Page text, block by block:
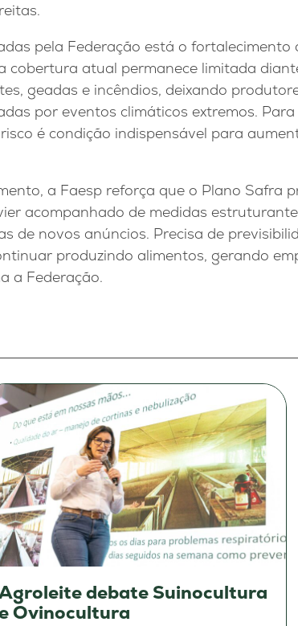
pela Federação está o fortalecimento
cobertura atual permanece limitada
geadas e incêndios, deixando
por eventos climáticos extremos.
é condição indispensável para
a Faesp reforça que o Plano Safra
acompanhado de medidas
de novos anúncios. Precisa de
produzindo alimentos, gerando
a Federação.
debate Suinocultura
Ovinocultura